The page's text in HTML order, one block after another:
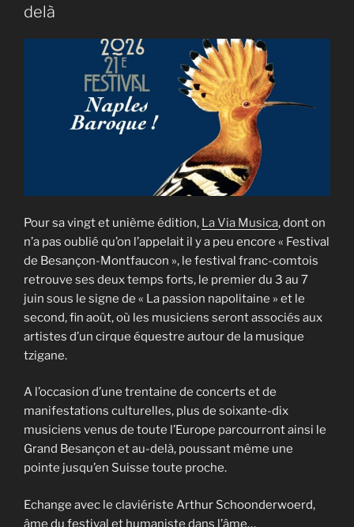
delà
Pour sa vingt et unième édition, La Via Musica, dont on
n’a pas oublié qu’on l’appelait il y a peu encore « Festival
de Besançon-Montfaucon », le festival franc-comtois
retrouve ses deux temps forts, le premier du 3 au 7
juin sous le signe de « La passion napolitaine » et le
second, fin août, où les musiciens seront associés aux
artistes d’un cirque équestre autour de la musique
tzigane.
A l’occasion d’une trentaine de concerts et de
manifestations culturelles, plus de soixante-dix
musiciens venus de toute l’Europe parcourront ainsi le
Grand Besançon et au-delà, poussant même une
pointe jusqu’en Suisse toute proche.
Echange avec le claviériste Arthur Schoonderwoerd,
âme du festival et humaniste dans l’âme…